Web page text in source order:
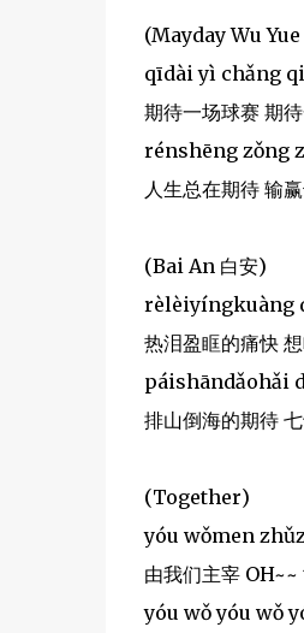
(Mayday Wu
qīdài yì chǎng
期待一场球赛 期
rénshēng zǒng
人生总在期待 输
(Bai An 白安)
rèlèiyíngkuàng
热泪盈眶的痛快
páishāndǎohǎi
排山倒海的期待
(Together)
yóu wǒmen
由我们主宰
yóu wǒ yóu wǒ